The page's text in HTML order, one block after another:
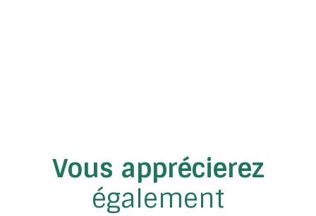
Vous apprécierez
également